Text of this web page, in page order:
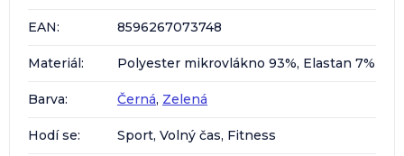
EAN: 8596267073748
Materiál: Polyester mikrovlákno 93%, Elastan 7%
Barva: Černá, Zelená
Hodí se: Sport, Volný čas, Fitness